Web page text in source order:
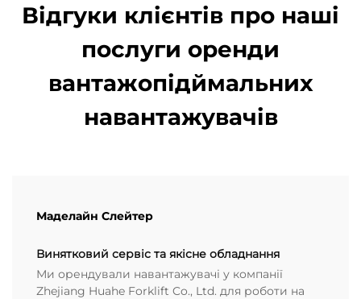
Відгуки клієнтів про наші
послуги оренди
вантажопідймальних
навантажувачів
Маделайн Слейтер
Винятковий сервіс та якісне обладнання
Ми орендували навантажувачі у компанії
Zhejiang Huahe Forklift Co., Ltd. для роботи на